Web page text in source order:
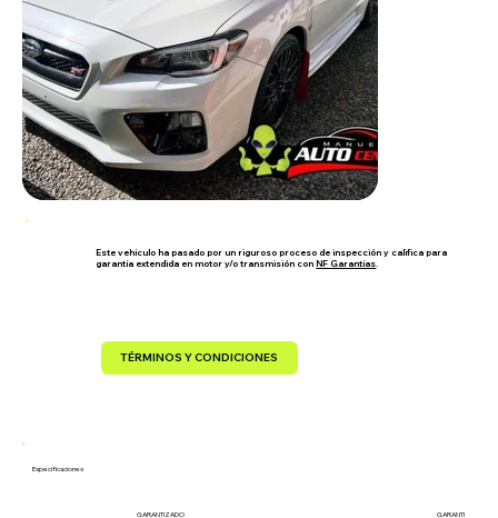
Este vehículo ha pasado por un riguroso proceso de inspección y califica para
garantía extendida en motor y/o transmisión conNF Garantías.
TÉRMINOS Y CONDICIONES
Especificaciones
GARANTIZADO GARANTIZADO